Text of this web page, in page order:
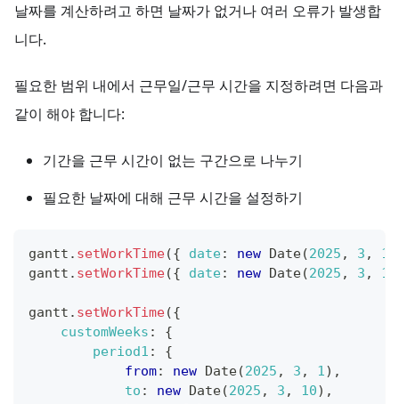
날짜를 계산하려고 하면 날짜가 없거나 여러 오류가 발생합
니다.
필요한 범위 내에서 근무일/근무 시간을 지정하려면 다음과
같이 해야 합니다:
기간을 근무 시간이 없는 구간으로 나누기
필요한 날짜에 대해 근무 시간을 설정하기
gantt . setWorkTime({ date: new Date(2025 , 3 , 10
gantt . setWorkTime({ date: new Date(2025 , 3 , 11
gantt . setWorkTime({
customWeeks :
{
period1 :
{
from: new Date(2025 , 3 , 1) ,
to : new Date(2025 , 3 , 10) ,